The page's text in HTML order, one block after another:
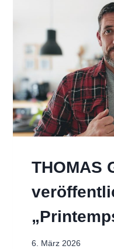
THOMAS
6. März 2026